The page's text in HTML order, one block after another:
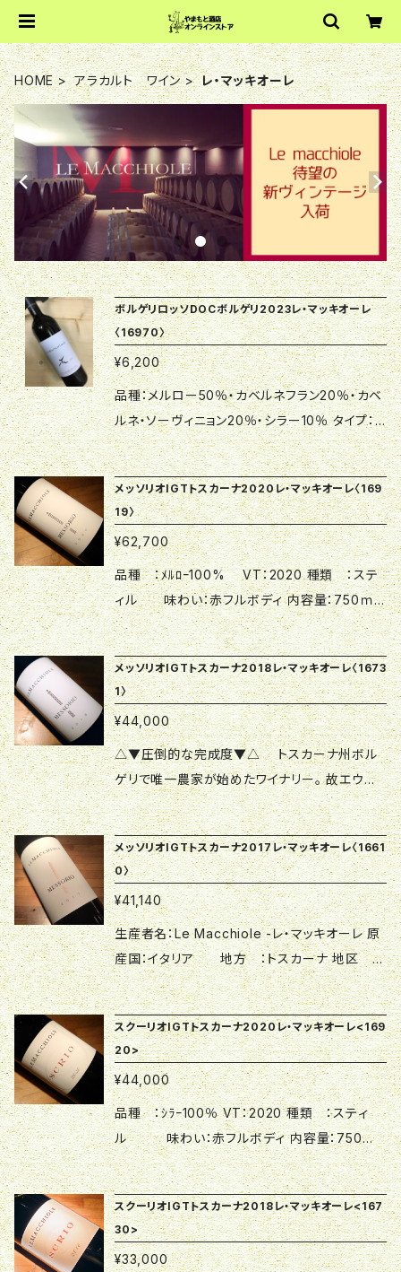
HOME アラカルト ワイン レ・マッキオーレ
ボルゲリロッソDOCボルゲリ2023レ・マッキオーレ
〈16970〉
¥6,200
品種：メルロー50％・カベルネフラン20％・カベ
ルネ・ソーヴィニョン20％・シラー10％ タイプ：
赤フルボディ VT：2023 内容量：750ml 生産者
名：Le Macchiole -レ・マッキオーレ 原産国：イ
タリア 地方 ：トスカーナ 地区 ：ボルゲ
リ 原産地呼称：ボルゲリD.O.C. 深みのある
紫紅。カシスリキュール、濃縮したブルーベリー
の果実香。柔らかい口当たり、ミネラルからくる
旨味が強い。フレッシュさや香りの華やかさが際
立つ赤ワインです。 △▼圧倒的な完成度▼△
トスカーナ州ボルゲリで唯一農家が始めたワイ
ナリー。 故エウジェニオ・カンポルミがこの地の
可能性を見出し、惜しみない努力を注ぎ、カベル
ネ・フラン100％の「パレオ・ロッソ」を2001年リリ
ースしました。翌年彼が亡くなった後は妻チンツ
ィア女史とファミリーがその遺志を継ぎ2009年
にはイタリア最優秀ワイナリーと評されるまでに
なりました。 店主はエウジェニオが存命でガ
レージのようなワイナリーの頃から親交を深め
ることができ、現在に至るまで交流を続けていま
す。 △▼ブドウの木そのものが充実している▼
△ 90年代後半から夫妻が植えたブドウの木
が今まさに最も良い時を迎え、素晴らしく成熟し
た果実の収穫を可能にしています。充実した木が
実らせる充実した果実を、今造り手として充実し
ているチンツィア女史が手掛けた結果、その酒
質は驚くほどやさしくエレガント！ 毎日でもお飲
みいただけるカジュアルなプライスながら酒質
は高級ワインです。 深みのある紫紅、凝縮した果
実香を感じ、充実した果実からなる驚きの濃度
をぜひ堪能してください。 ☆酒類につき20歳未
満の方には販売することができません ☆クール
便をご指定でない場合、商品の変質、吹きこぼれ
等による返品、交換は受付いたしかねますので
ご了承ください。
メッソリオIGTトスカーナ2020レ・マッキオーレ〈169
19〉
¥62,700
品種 ：ﾒﾙﾛｰ100% VT：2020 種類 ：ステ
ィル 味わい：赤フルボディ 内容量：750ｍｌ
飲み頃温度：17度 生産者名：Le Macchiole -
レ・マッキオーレ 原産国：イタリア 地方 ：ト
スカーナ 地区 ：ボルゲリ 原産地呼称：トスカ
ーナI.G.T. △▼圧倒的な完成度▼△ トスカ
ーナ州ボルゲリで唯一農家が始めたワイナリー。
故エウジェニオ・カンポルミがこの地の可能性を
見出し、惜しみない努力を注ぎ、カベルネ・フラン
100％の「パレオ・ロッソ」を2001年リリースしま
した。翌年彼が亡くなった後は妻チンツィア女史
とファミリーがその遺志を継ぎ2009年にはイタ
リア最優秀ワイナリーと評されるまでになりまし
た。 店主はエウジェニオが存命でガレージの
ようなワイナリーの頃から親交を深めることがで
き、現在に至るまで交流を続けています。 △▼ブ
ドウの木そのものが充実している▼△ 90年
代後半から夫妻が植えたブドウの木が今まさに
最も良い時を迎え、素晴らしく成熟した果実の収
穫を可能にしています。充実した木が実らせる充
実した果実を、今造り手として充実しているチン
ツィア女史が手掛けた結果、その酒質は驚くほ
どやさしくエレガント なめし革のようなメルロ
特有の香りを存分に味わうことができます。 ☆
酒類につき20歳未満の方には販売することがで
きません ☆クール便をご指定でない場合、商品
の変質、吹きこぼれ等による返品、交換は受付い
たしかねますのでご了承ください。
メッソリオIGTトスカーナ2018レ・マッキオーレ〈1673
1〉
¥44,000
△▼圧倒的な完成度▼△ トスカーナ州ボル
ゲリで唯一農家が始めたワイナリー。 故エウジ
ェニオ・カンポルミがこの地の可能性を見出し、
惜しみない努力を注ぎ、カベルネ・フラン100％
の「パレオ・ロッソ」を2001年リリースしました。
翌年彼が亡くなった後は妻チンツィア女史とファ
ミリーがその遺志を継ぎ2009年にはイタリア最
優秀ワイナリーと評されるまでになりました。
店主はエウジェニオが存命でガレージのような
ワイナリーの頃から親交を深めることができ、現
在に至るまで交流を続けています。 △▼ブドウ
の木そのものが充実している▼△ 90年代後
半から夫妻が植えたブドウの木が今まさに最も
良い時を迎え、素晴らしく成熟した果実の収穫を
可能にしています。充実した木が実らせる充実し
た果実を、今造り手として充実しているチンツィ
ア女史が手掛けた結果、その酒質は驚くほどや
さしくエレガント 2018年も高品質のブドウが収
穫することができました！ なめし革のようなメ
ルロ特有の香りを存分に味わうことができます。
生産者名：Le Macchiole -レ・マッキオーレ 原
メッソリオIGTトスカーナ2017レ・マッキオーレ〈1661
0〉
¥41,140
生産者名：Le Macchiole -レ・マッキオーレ 原
産国：イタリア 地方 ：トスカーナ 地区 ：
ボルゲリ 原産地呼称：トスカーナI.G.T. 種類 ：
スティル 味わい：赤フルボディ 内容量：750
ｍｌ 品種 ：ﾒﾙﾛｰ100％ 飲み頃温度：17度 △
▼圧倒的な完成度▼△ トスカーナ州ボルゲ
リで唯一農家が始めたワイナリー。 故エウジェ
ニオ・カンポルミがこの地の可能性を見出し、惜
しみない努力を注ぎ、カベルネ・フラン100％の
「パレオ・ロッソ」を2001年リリースしました。翌
年彼が亡くなった後は妻チンツィア女史とファミ
リーがその遺志を継ぎ2009年にはイタリア最優
秀ワイナリーと評されるまでになりました。 店
主はエウジェニオが存命でガレージのようなワ
スクーリオIGTトスカーナ2020レ・マッキオーレ<169
20>
¥44,000
品種 ：ｼﾗｰ100％ VT：2020 種類 ：スティ
ル 味わい：赤フルボディ 内容量：750ｍｌ
飲み頃温度：17度 生産者：Le Macchiole -レ・
マッキオーレ 原産国：イタリア 地方 ：ト
スカーナ 地区 ：ボルゲリ 原産地呼称：
トスカーナI.G.T. △▼圧倒的な完成度▼△ ト
スカーナ州ボルゲリで唯一農家が始めたワイナ
スクーリオIGTトスカーナ2018レ・マッキオーレ<167
30>
¥33,000